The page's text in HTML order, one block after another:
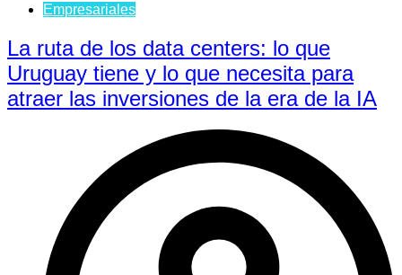
Empresariales
La ruta de los data centers: lo que
Uruguay tiene y lo que necesita para
atraer las inversiones de la era de la IA